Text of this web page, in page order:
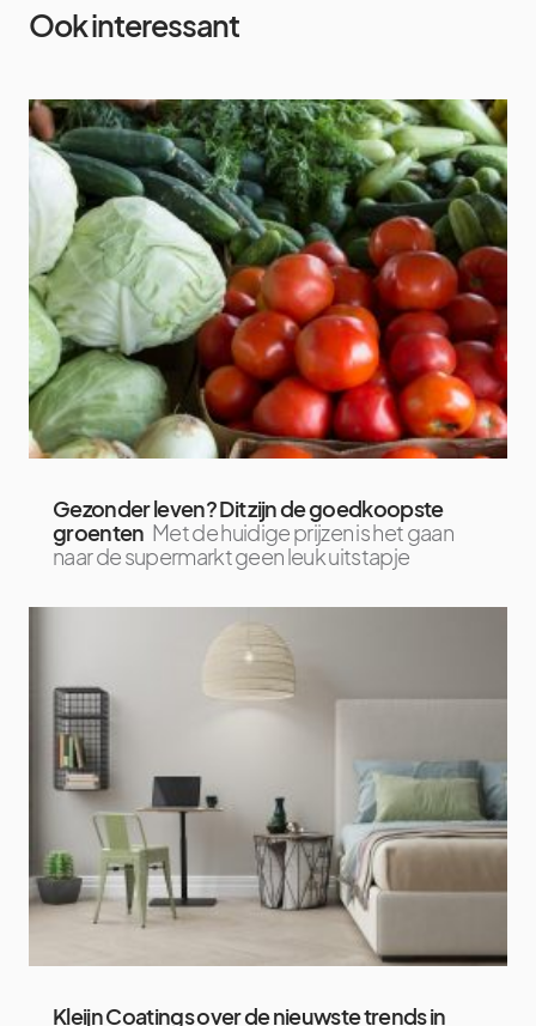
Ook interessant
Gezonder leven? Dit zijn de goedkoopste
groenten Met de huidige prijzen is het gaan
naar de supermarkt geen leuk uitstapje
Kleijn Coatings over de nieuwste trends in